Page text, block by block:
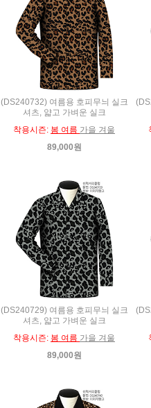
(DS240732) 여름용 호피무늬 실크
셔츠, 얇고 가벼운 실크
착용시즌: 봄 여름 가을 겨울
89,000원
(DS240729) 여름용 호피무늬 실크
셔츠, 얇고 가벼운 실크
착용시즌: 봄 여름 가을 겨울
89,000원